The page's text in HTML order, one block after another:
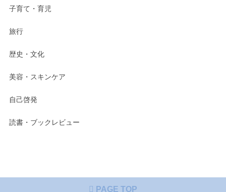
子育て・育児
旅行
歴史・文化
美容・スキンケア
自己啓発
読書・ブックレビュー
PAGE TOP